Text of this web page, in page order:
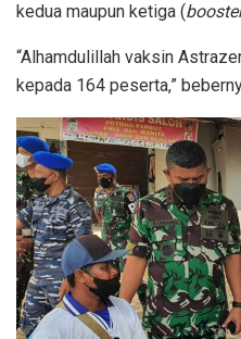
kedua maupun ketiga (
“Alhamdulillah vaksin
kepada 164 peserta,”